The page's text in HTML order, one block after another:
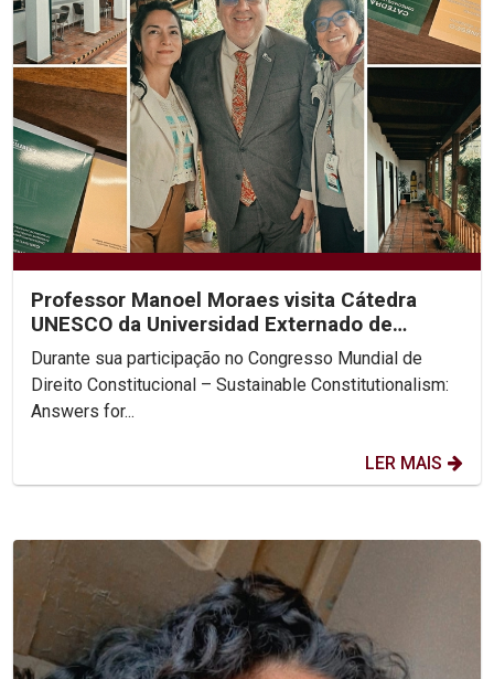
Professor Manoel Moraes visita Cátedra
UNESCO da Universidad Externado de
Colombia
Durante sua participação no Congresso Mundial de
Direito Constitucional – Sustainable Constitutionalism:
Answers for...
LER MAIS